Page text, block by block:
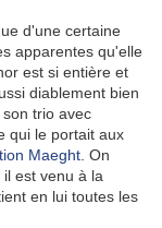
d'une certaine
apparentes qu'elle
est si entière et
diablement bien
trio avec
qui le portait aux
Maeght . On
est venu à la
en lui toutes les